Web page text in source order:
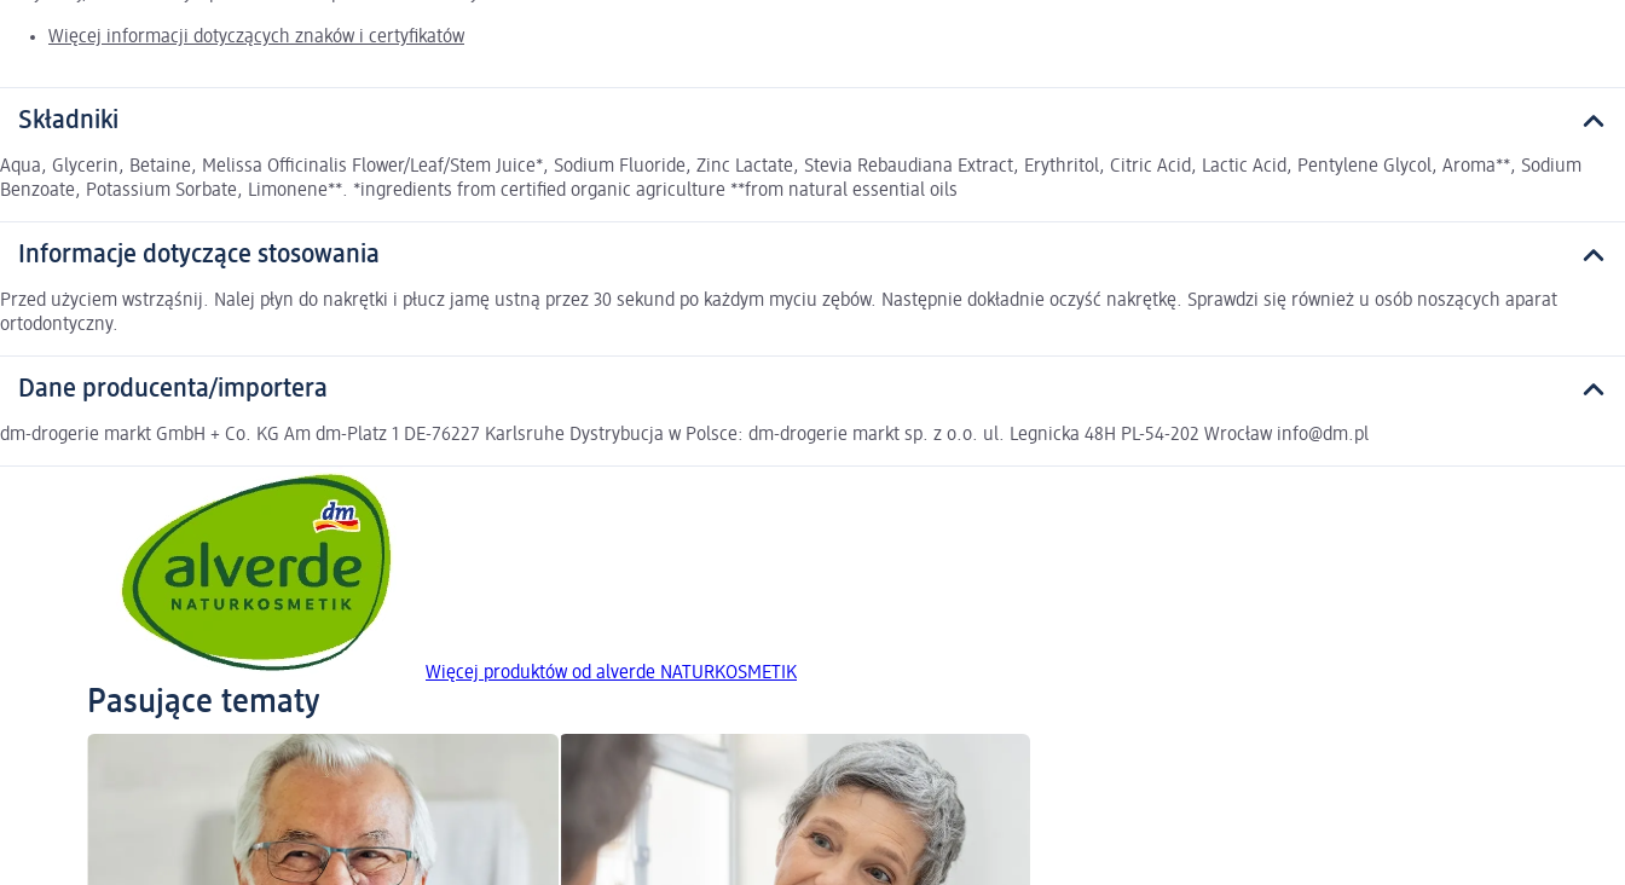
Więcej informacji dotyczących znaków i certyfikatów
Składniki
Aqua, Glycerin, Betaine, Melissa Officinalis Flower/Leaf/Stem Juice*, Sodium Fluoride, Zinc Lactate, Stevia Rebaudiana Extract, Erythritol, Citric Acid, Lactic Acid, Pentylene Glycol, Aroma**, Sodium
Benzoate, Potassium Sorbate, Limonene**. *ingredients from certified organic agriculture **from natural essential oils
Informacje dotyczące stosowania
Przed użyciem wstrząśnij. Nalej płyn do nakrętki i płucz jamę ustną przez 30 sekund po każdym myciu zębów. Następnie dokładnie oczyść nakrętkę. Sprawdzi się również u osób noszących aparat
ortodontyczny.
Dane producenta/importera
dm-drogerie markt GmbH + Co. KG Am dm-Platz 1 DE-76227 Karlsruhe Dystrybucja w Polsce: dm-drogerie markt sp. z o.o. ul. Legnicka 48H PL-54-202 Wrocław info@dm.pl
Więcej produktów od alverde NATURKOSMETIK
Pasujące tematy